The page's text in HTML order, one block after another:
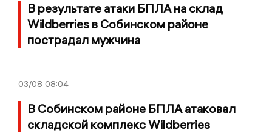
В результате атаки БПЛА на склад
Wildberries в Собинском районе
пострадал мужчина
03/08 08:04
В Собинском районе БПЛА атаковал
складской комплекс Wildberries